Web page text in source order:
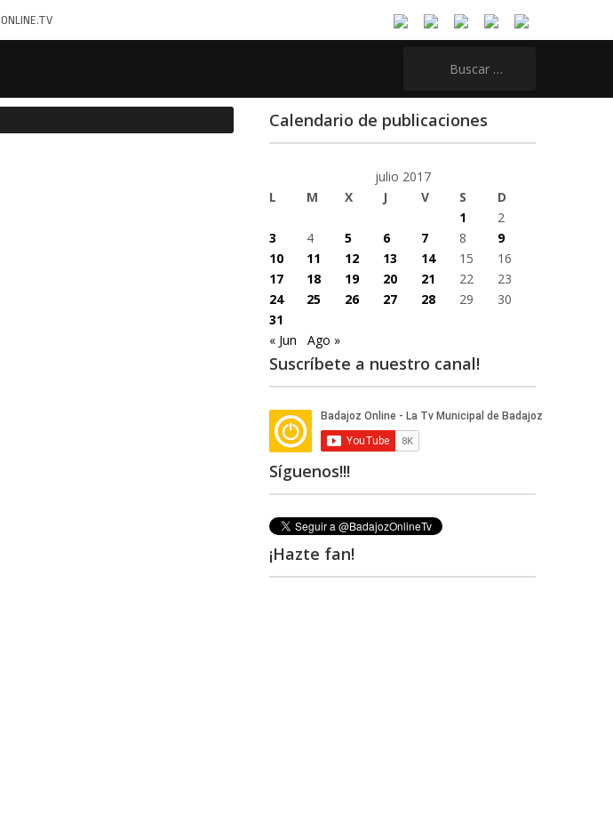
Calendario de publicaciones
julio 2017
L
M X J V S
D
1
2
3
4 5 6 7 8
9
10
11 12 13 14 15
16
17
18 19 20 21 22
23
24
25 26 27 28 29
30
31
« Jun
Ago »
Suscríbete a nuestro canal!
Síguenos!!!
¡Hazte fan!